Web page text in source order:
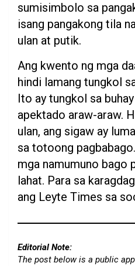
sumisimbolo sa
isang pangakong tila
ulan at putik.
Ang kwento ng mga
hindi lamang tungkol
Ito ay tungkol sa
apektado araw-araw.
ulan, ang sigaw ay
sa totoong
mga namumuno bago
lahat. Para sa
ang Leyte Times sa
Editorial Note:
The post below is a public